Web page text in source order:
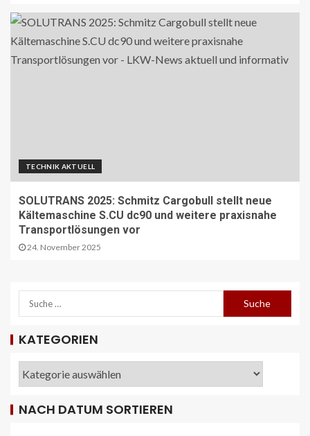
TECHNIK AKTUELL
SOLUTRANS 2025: Schmitz Cargobull stellt neue
Kältemaschine S.CU dc90 und weitere praxisnahe
Transportlösungen vor
24. November 2025
KATEGORIEN
NACH DATUM SORTIEREN
RDA-Projekt soll Lade- und
Infrastrukturbedarf von elektrisch
betriebenen Reisebussen ermitteln